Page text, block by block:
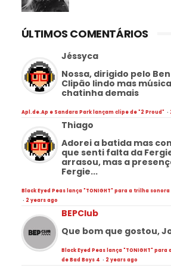
ÚLTIMOS COMENTÁRIOS
Jéssyca
Nossa, dirigido pelo
Clipão lindo mas música
chatinha demais
Apl.de.Ap e Sandara Park lançam clipe de "2 Proud" ·
Thiago
Adorei a batida mas
que senti falta da
arrasou, mas a
Fergie...
Black Eyed Peas lança "TONIGHT" para a trilha sonora
· 2 years ago
BEPClub
Que bom que gostou,
Black Eyed Peas lança "TONIGHT"
de Bad Boys 4 · 2 years ago